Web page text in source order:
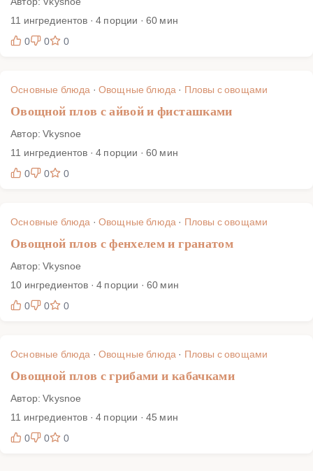
11 ингредиентов · 4 порции · 60 мин
0
0 0
Основные блюда · Овощные блюда · Пловы с овощами
Овощной плов с айвой и фисташками
Автор: Vkysnoe
11 ингредиентов · 4 порции · 60 мин
0
0 0
Основные блюда · Овощные блюда · Пловы с овощами
Овощной плов с фенхелем и гранатом
Автор: Vkysnoe
10 ингредиентов · 4 порции · 60 мин
0
0 0
Основные блюда · Овощные блюда · Пловы с овощами
Овощной плов с грибами и кабачками
Автор: Vkysnoe
11 ингредиентов · 4 порции · 45 мин
0
0 0